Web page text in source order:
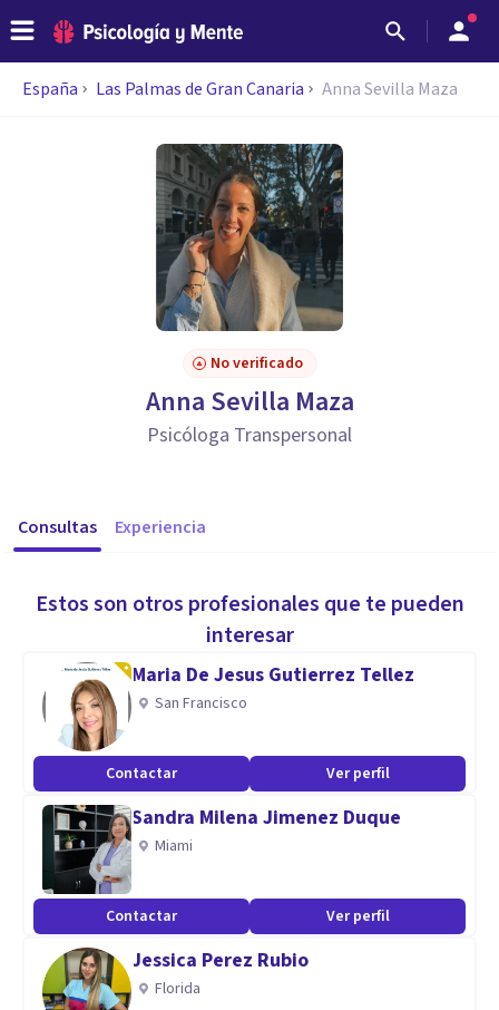
España Las Palmas de Gran Canaria Anna Sevilla Maza
No verificado
Anna Sevilla Maza
Psicóloga Transpersonal
Consultas Experiencia
Estos son otros profesionales que te pueden
interesar
Maria De Jesus Gutierrez Tellez
San Francisco
Contactar Ver perfil
Sandra Milena Jimenez Duque
Miami
Contactar Ver perfil
Jessica Perez Rubio
Florida